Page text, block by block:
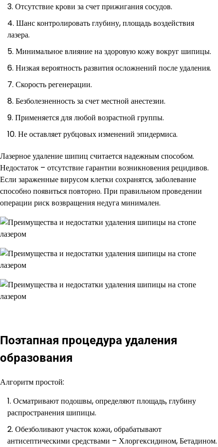
Отсутствие крови за счет прижигания сосудов.
Шанс контролировать глубину, площадь воздействия
лазера.
Минимальное влияние на здоровую кожу вокруг шипицы.
Низкая вероятность развития осложнений после удаления.
Скорость регенерации.
Безболезненность за счет местной анестезии.
Применяется для любой возрастной группы.
Не оставляет рубцовых изменений эпидермиса.
Лазерное удаление шипиц считается надежным способом.
Недостаток – отсутствие гарантии возникновения рецидивов.
Если зараженные вирусом клетки сохранятся, заболевание
способно появиться повторно. При правильном проведении
операции риск возвращения недуга минимален.
Поэтапная процедура удаления
образования
Алгоритм простой:
Осматривают подошвы, определяют площадь, глубину
распространения шипицы.
Обезболивают участок кожи, обрабатывают
антисептическими средствами – Хлоргексидином, Бетадином.